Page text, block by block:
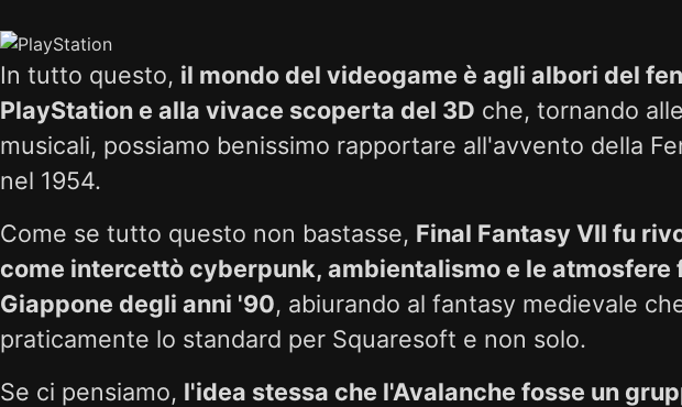
In tutto questo, il mondo del videogame è agli albori del
PlayStation e alla vivace scoperta del 3D che, tornando
musicali, possiamo benissimo rapportare all'avvento della
nel 1954.
Come se tutto questo non bastasse, Final Fantasy VII fu
come intercettò cyberpunk, ambientalismo e le
Giappone degli anni '90, abiurando al fantasy medievale
praticamente lo standard per Squaresoft e non solo.
Se ci pensiamo, l'idea stessa che l'Avalanche fosse un